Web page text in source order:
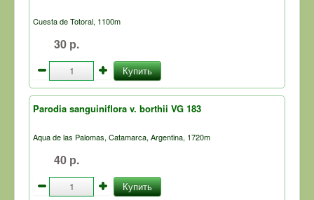
Cuesta de Totoral, 1100m
30 р.
Купить
Parodia sanguiniflora v. borthii VG 183
Aqua de las Palomas, Catamarca, Argentina, 1720m
40 р.
Купить